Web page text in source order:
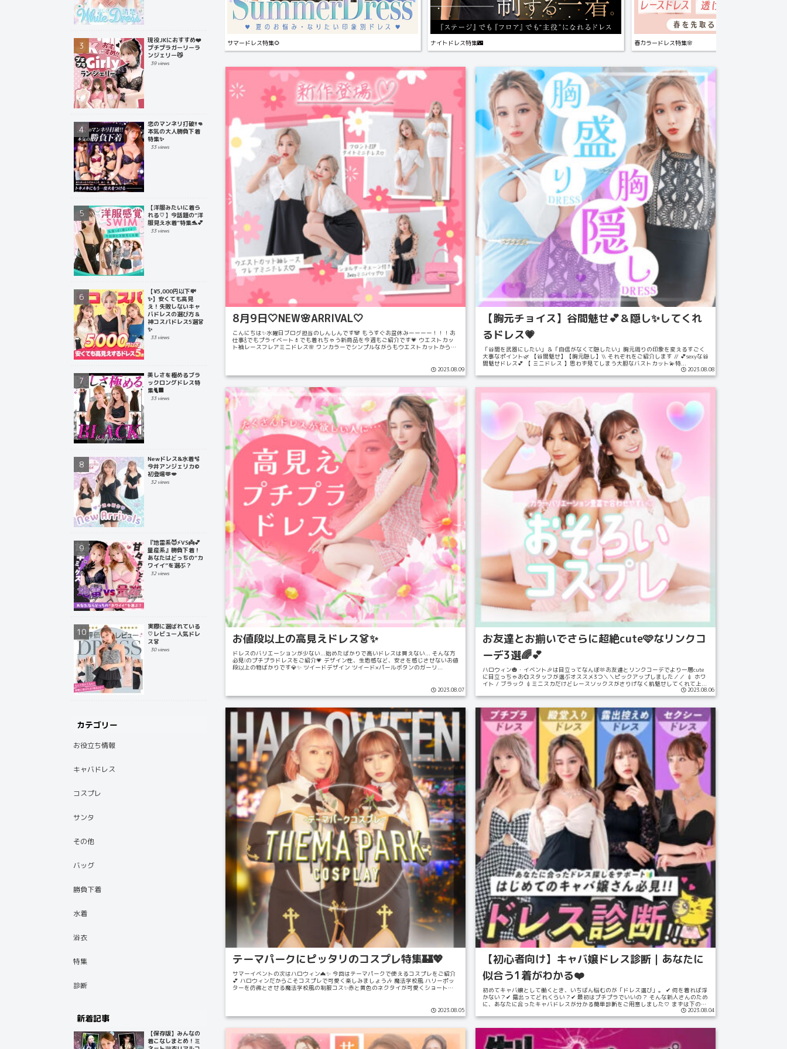
サマードレス特集🌻 ナイトドレス特集🌃 春カラードレス特集🌸
8月9日🤍NEW🌸ARRIVAL🤍
こんにちは✨水曜日ブログ担当のしんしんです🐼 もうすぐお盆休みーーーー！！！お
仕事🍾でもプライベート💄でも着れちゃう新商品を今週もご紹介です💗 ウエストカッ
ト袖レースフレアミニドレス🌸 ワンカラーでシンプルながらもウエストカットからチ
2023.08.09
【胸元チョイス】谷間魅せ💕＆隠し✨してくれ
るドレス💗
「谷間を武器にしたい」＆「自信がなくて隠したい」胸元周りの印象を変えるすごく
大事なポイント🌿 【谷間魅せ】【胸元隠し】\\ それぞれをご紹介します // 💕sexyな谷
間魅せドレス💕 【 ミニドレス 】思わず見てしまう大胆なバストカット💫特...
2023.08.08
お値段以上の高見えドレス👗✨
ドレスのバリエーションが少ない...始めたばかりで高いドレスは買えない... そんな方
必見❕のプチプラドレスをご紹介💗 デザイン性、生地感など、安さを感じさせないお値
段以上の物ばかりです💎✨ ツイードデザイン ツイード×パールボタンのガーリ...
2023.08.07
お友達とお揃いでさらに超絶cute🩷なリンクコ
ーデ3選🌈💕
ハロウィン🎃・イベント🎉は目立ってなんぼ🫶お友達とリンクコーデでより一層cute
に目立っちゃお💞スタッフが選ぶオススメ3つ＼＼ピックアップしました／／ 💉 ホワ
イト / ブラック 💉ミニスカだけどレースソックスがさりげなく肌魅せしてくれて上...
2023.08.06
テーマパークにピッタリのコスプレ特集🏰💖
サマーイベントの次はハロウィン🦇✨ 今回はテーマパークで使えるコスプレをご紹介
💕 ハロウィンだからこそコスプレで可愛く楽しみましょう🎶 魔法学校風 ハリーポッ
ターを彷彿とさせる魔法学校風の制服コス✨赤と黄色のネクタイが可愛くショート丈
2023.08.05
【初心者向け】キャバ嬢ドレス診断｜あなたに
似合う1着がわかる❤️
初めてキャバ嬢として働くとき、いちばん悩むのが「ドレス選び」。 ✔ 何を着れば浮
かない？✔ 露出ってどれくらい？✔ 最初はプチプラでいいの？ そんな新人さんのため
に、あなたに合ったキャバドレスが分かる簡単診断をご用意しました♡ まずは下の
2023.08.04
現役JKにおすすめ❤️
プチプラガーリーラ
ンジェリー😼
39 views
恋のマンネリ打破!!👊
本気の大人勝負下着
特集✨
33 views
【洋服みたいに着ら
れる♡】今話題の“洋
服見え水着”特集🐬💕
33 views
【¥5,000円以下💸
✨】安くても高見
え！失敗しないキャ
バドレスの選び方＆
神コスパドレス5選👗
✨
33 views
美しさを極めるブラ
ックロングドレス特
集🐈‍⬛
33 views
Newドレス&水着🫧
今井アンジェリカ©
初登場🫶💋
32 views
『地雷系😈⚡️VS👼💕
量産系』勝負下着！
あなたはどっちの“カ
ワイイ”を選ぶ？
32 views
実際に選ばれている
♡レビュー人気ドレ
ス👗
30 views
カテゴリー
お役立ち情報
キャバドレス
コスプレ
サンタ
その他
バッグ
勝負下着
水着
浴衣
特集
診断
新着記事
【保存版】みんなの
着こなしまとめ！ミ